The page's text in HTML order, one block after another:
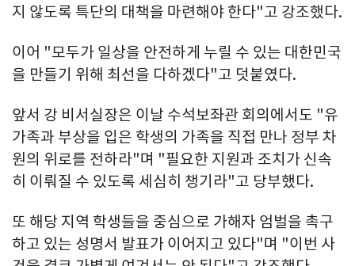
지 않도록 특단의 대책을 마련해야 한다"고 강조했다.
이어 "모두가 일상을 안전하게 누릴 수 있는 대한민국
을 만들기 위해 최선을 다하겠다"고 덧붙였다.
앞서 강 비서실장은 이날 수석보좌관 회의에서도 "유
가족과 부상을 입은 학생의 가족을 직접 만나 정부 차
원의 위로를 전하라"며 "필요한 지원과 조치가 신속
히 이뤄질 수 있도록 세심히 챙기라"고 당부했다.
또 해당 지역 학생들을 중심으로 가해자 엄벌을 촉구
하고 있는 성명서 발표가 이어지고 있다"며 "이번 사